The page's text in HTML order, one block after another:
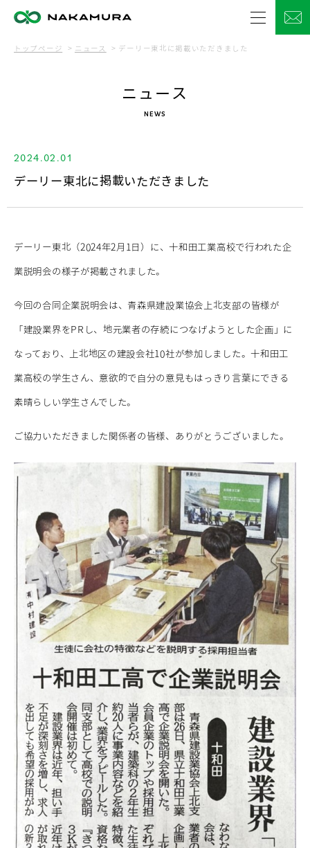
トップページ ニュース デーリー東北に掲載いただきました
ニュース
NEWS
2024.02.01
デーリー東北に掲載いただきました
デーリー東北（2024年2月1日）に、十和田工業高校で行われた企
業説明会の様子が掲載されました。
今回の合同企業説明会は、青森県建設業協会上北支部の皆様が
「建設業界をPRし、地元業者の存続につなげようとした企画」に
なっており、上北地区の建設会社10社が参加しました。十和田工
業高校の学生さん、意欲的で自分の意見もはっきり言葉にできる
素晴らしい学生さんでした。
ご協力いただきました関係者の皆様、ありがとうございました。